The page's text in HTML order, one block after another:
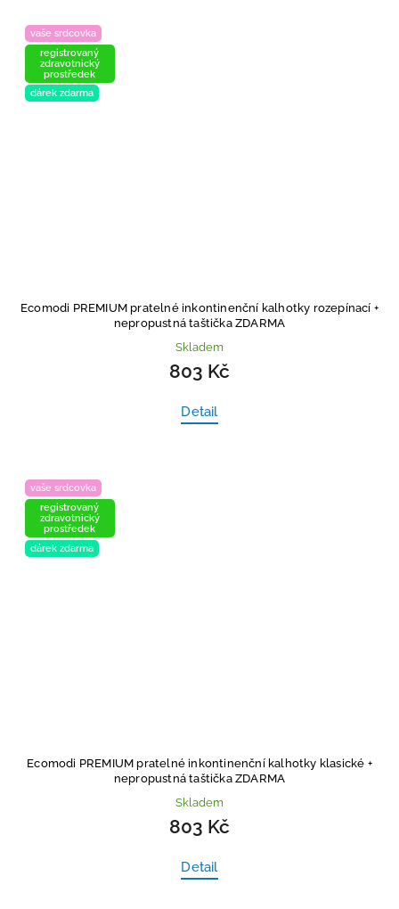
vaše srdcovka
registrovaný
zdravotnický
prostředek
dárek zdarma
Ecomodi PREMIUM pratelné inkontinenční kalhotky rozepínací +
nepropustná taštička ZDARMA
Skladem
803 Kč
Detail
vaše srdcovka
registrovaný
zdravotnický
prostředek
dárek zdarma
Ecomodi PREMIUM pratelné inkontinenční kalhotky klasické +
nepropustná taštička ZDARMA
Skladem
803 Kč
Detail